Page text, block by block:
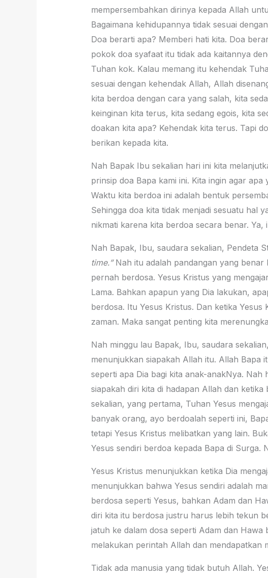
mempersembahkan dirinya kepada Allah
Bagaimana kehidupannya tidak sesuai
Doa berarti apa? Memberi hati kita. Doa
pokok doa syafaat itu tidak ada kaitannya
Tuhan kok. Kalau memang itu kehendak
sesuai dengan kehendak Allah, Allah
kita berdoa dengan cara yang salah, kita
keinginan kita terus, kita sedang egois, kita
doakan kita apa? Kehendak kita terus. Tapi
berikan kepada kita.
Nah Bapak Ibu sekalian hari ini kita
prinsip doa Bapa kami ini. Kita ingin agar
Waktu kita berdoa ini adalah bentuk
Sehingga doa kita tidak menjadi sesuatu hal
nikmati karena kita berdoa secara benar.
Nah Bapak, Ibu, saudara sekalian, Pendeta
time.”Nah itu adalah pandangan yang benar
pernah berdosa. Yesus Kristus yang
Lama. Bahkan apapun yang Dia lakukan,
berdosa. Itu Yesus Kristus. Dan ketika
zaman. Maka sangat penting kita
Nah minggu lau Bapak, Ibu, saudara
menunjukkan siapakah Allah itu. Allah Bapa
seperti apa Dia bagi kita anak-anakNya. Nah
siapakah diri kita di hadapan Allah dan
sekalian, yang pertama, Tuhan Yesus
banyak orang, ayo berdoalah seperti ini,
tetapi Yesus Kristus melibatkan yang lain.
Yesus sendiri berdoa kepada Bapa di Surga.
Yesus Kristus menunjukkan ketika Dia
menunjukkan bahwa Yesus sendiri adalah
berdosa seperti Yesus, bahkan Adam dan
diri kita itu berdosa justru harus lebih tekun
jatuh ke dalam dosa seperti Adam dan
melakukan perintah Allah dan mendapatkan
Tidak ada manusia yang tidak butuh Allah.